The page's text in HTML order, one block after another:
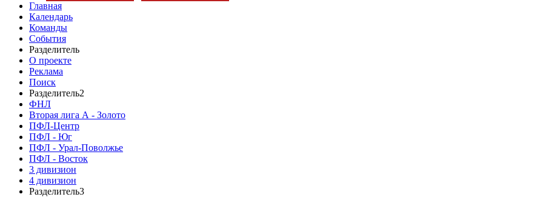
Главная
Календарь
Команды
События
Разделитель
О проекте
Реклама
Поиск
Разделитель2
ФНЛ
Вторая лига А - Золото
ПФЛ-Центр
ПФЛ - Юг
ПФЛ - Урал-Поволжье
ПФЛ - Восток
3 дивизион
4 дивизион
Разделитель3